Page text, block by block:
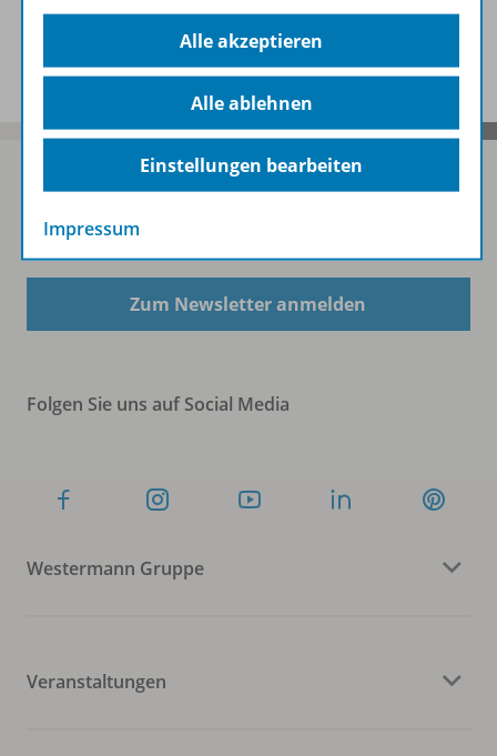
Sofort profitieren
Zum Newsletter anmelden
Folgen Sie uns auf Social Media
Westermann Gruppe
Veranstaltungen
Alle akzeptieren
Alle ablehnen
Einstellungen bearbeiten
Impressum